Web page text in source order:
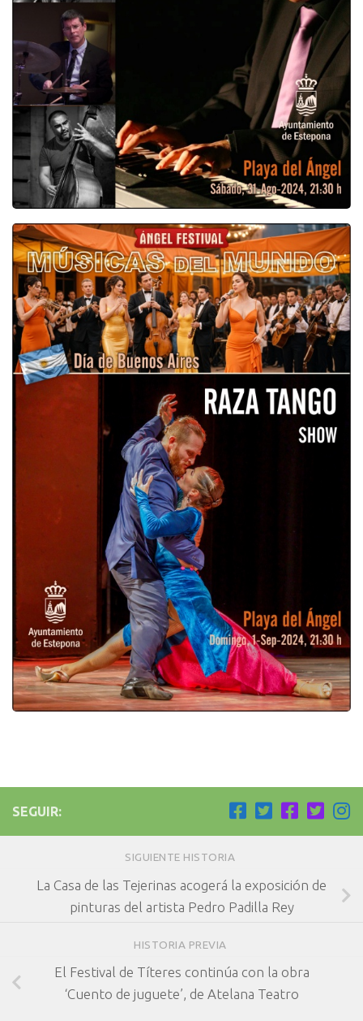
SEGUIR:
SIGUIENTE HISTORIA
La Casa de las Tejerinas acogerá la exposición de
pinturas del artista Pedro Padilla Rey
HISTORIA PREVIA
El Festival de Títeres continúa con la obra
‘Cuento de juguete’, de Atelana Teatro